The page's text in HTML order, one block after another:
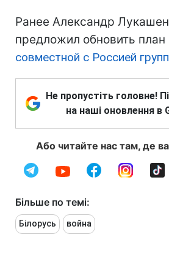
Ранее Александр
предложил обновить план
совместной с Россией
Не пропустіть головне!
на наші оновлення в
Або читайте нас там, де
Більше по темі:
Білорусь война